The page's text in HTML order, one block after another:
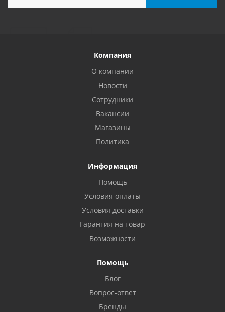
Компания
О компании
Новости
Сотрудники
Вакансии
Магазины
Политика
Информация
Помощь
Условия оплаты
Условия доставки
Гарантия на товар
Возможности
Помощь
Блог
Вопрос-ответ
Бренды